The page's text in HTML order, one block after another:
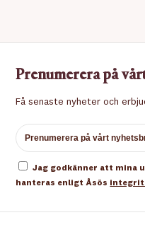
Prenumerera på
Få senaste nyheter och
Jag godkänner att mina
hanteras enligt Åsös